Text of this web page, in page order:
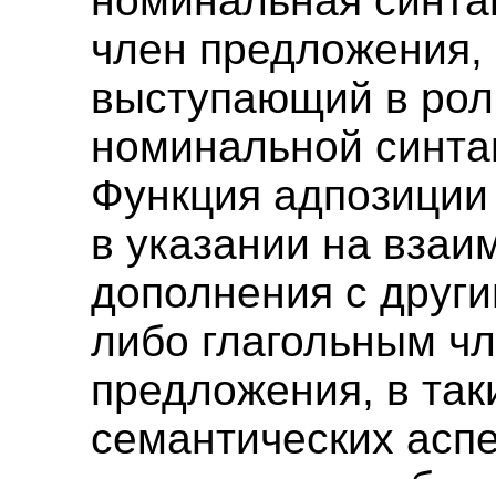
член предложения,
выступающий в
номинальной
Функция
в указании на
дополнения с
либо глагольным
предложения, в
семантических